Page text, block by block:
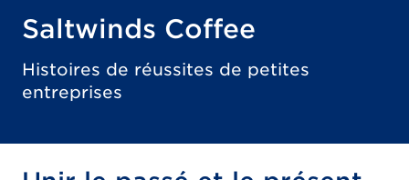
Saltwinds Coffee
Histoires de réussites de petites
entreprises